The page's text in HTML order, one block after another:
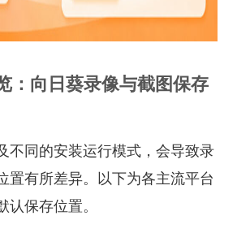
：向日葵录像与截图保存
不同的安装运行模式，会导致录
置有所差异。以下为各主流平台
认保存位置。